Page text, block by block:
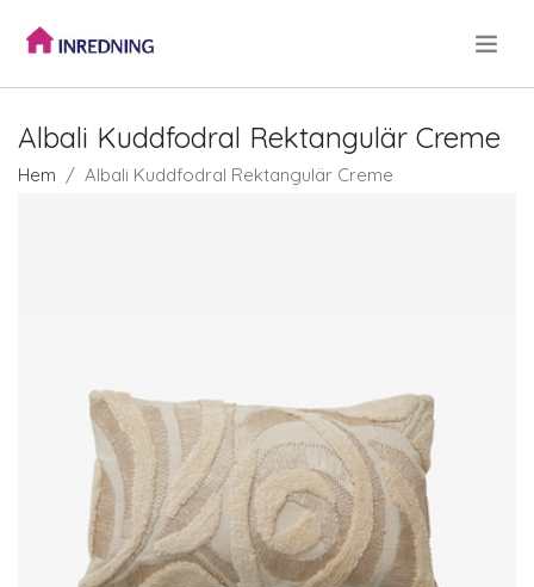
Albali Kuddfodral Rektangulär Creme
Hem Albali Kuddfodral Rektangulär Creme